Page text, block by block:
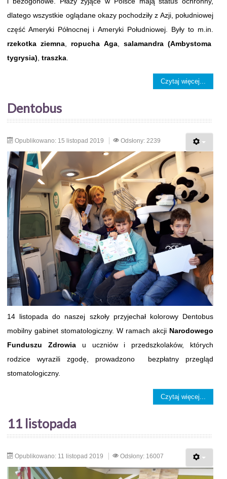
dlatego wszystkie oglądane okazy pochodziły z Azji, południowej
część Ameryki Północnej i Ameryki Południowej. Były to m.in.
rzekotka ziemna
ropucha Aga,
salamandra (Ambystoma
tygrysia) traszka
Czytaj więcej...
Dentobus
Opublikowano: 15 listopad 2019 Odsłony: 2239
14 listopada do naszej szkoły przyjechał kolorowy Dentobus
mobilny gabinet stomatologiczny. W ramach akcji Narodowego
Funduszu Zdrowiau uczniów i przedszkolaków, których
rodzice wyrazili zgodę, prowadzono bezpłatny przegląd
stomatologiczny.
Czytaj więcej...
11 listopada
Opublikowano: 11 listopad 2019 Odsłony: 16007